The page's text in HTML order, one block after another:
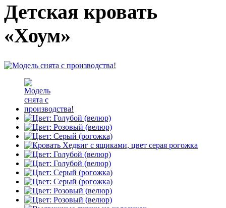
Детская кровать
«Хоум»